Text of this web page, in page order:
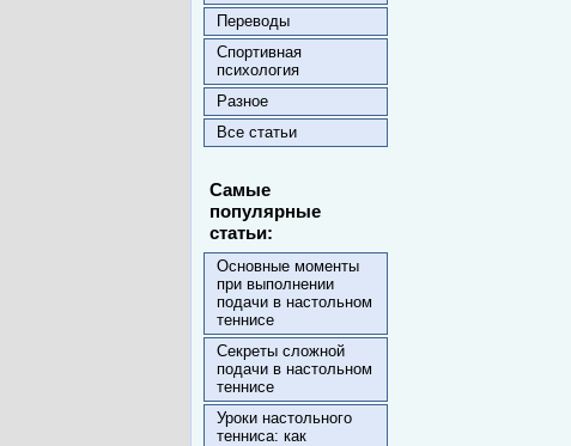
Переводы
Спортивная
психология
Разное
Все статьи
Самые
популярные
статьи:
Основные моменты
при выполнении
подачи в настольном
теннисе
Секреты сложной
подачи в настольном
теннисе
Уроки настольного
тенниса: как